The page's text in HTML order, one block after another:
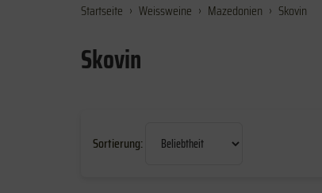
Startseite Weissweine Mazedonien Skovin
Skovin
Sortierung: